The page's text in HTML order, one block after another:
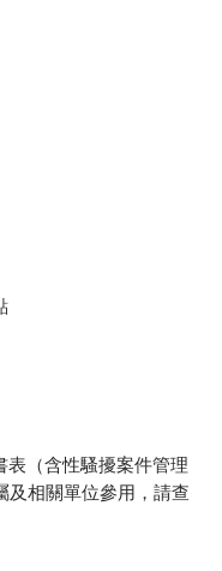
表（含性騷擾案件管理
及相關單位參用，請查